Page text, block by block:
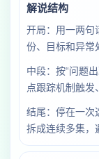
解说结构
开局：用一两句
份、目标和异常
中段：按“问题
点跟踪机制触发
结尾：停在一次
拆成连续多集，